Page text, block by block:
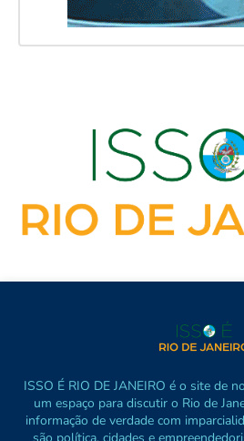
ISSO É RIO DE JANEIRO é o site de
um espaço para discutir o Rio de
informação de verdade com